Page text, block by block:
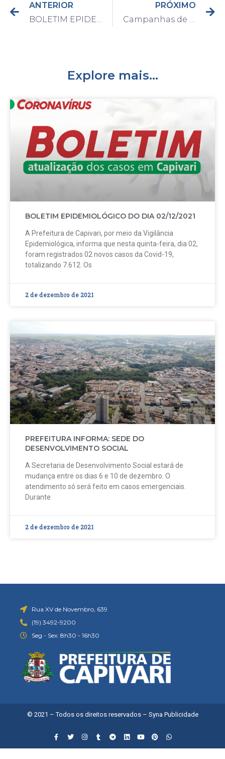
ANTERIOR
BOLETIM EPIDEMIOLÓGICO DO DIA 19/04/2021
PRÓXIMO
Campanhas de arrecadação de alimentos superam duas toneladas em Capivari
Explore mais...
BOLETIM EPIDEMIOLÓGICO DO DIA 02/12/2021
A Prefeitura de Capivari, por meio da Vigilância
Epidemiológica, informa que nesta quinta-feira, dia 02,
foram registrados 02 novos casos da Covid-19,
totalizando 7.612. Os
2 de dezembro de 2021
PREFEITURA INFORMA: SEDE DO
DESENVOLVIMENTO SOCIAL
A Secretaria de Desenvolvimento Social estará de
mudança entre os dias 6 e 10 de dezembro. O
atendimento só será feito em casos emergenciais.
Durante
2 de dezembro de 2021
Rua XV de Novembro, 639
(19) 3492-9200
Seg - Sex: 8h30 - 16h30
© 2021 – Todos os direitos reservados – Syna Publicidade